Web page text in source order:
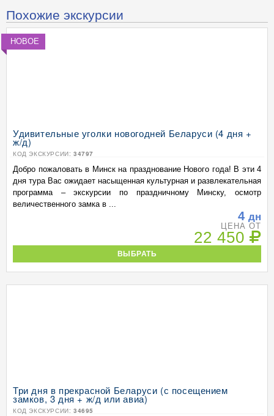
Похожие экскурсии
НОВОЕ
Удивительные уголки новогодней Беларуси (4 дня +
ж/д)
КОД ЭКСКУРСИИ: 34797
Добро пожаловать в Минск на празднование Нового года! В эти 4
дня тура Вас ожидает насыщенная культурная и развлекательная
программа – экскурсии по праздничному Минску, осмотр
величественного замка в ...
4 дн
ЦЕНА ОТ
22 450
ВЫБРАТЬ
Три дня в прекрасной Беларуси (с посещением
замков, 3 дня + ж/д или авиа)
КОД ЭКСКУРСИИ: 34695